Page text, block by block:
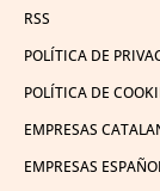
RSS
POLÍTICA DE
POLÍTICA DE
EMPRESAS
EMPRESAS